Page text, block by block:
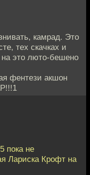
камрад. Это
тех скачках и
это люто-бешено
фентези акшон
пока не
Лариска Крофт на